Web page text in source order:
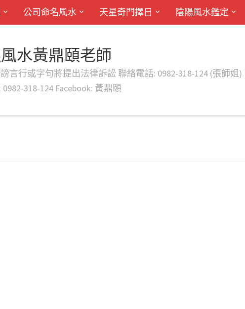
公司命名風水 天星奇門擇日 陰陽風水鑑定
水黃鼎頤老師
行或字句將提出法律訴訟 聯絡電話: 0982-318-124 (張師姐)
318-124 Facebook: 黃鼎頤